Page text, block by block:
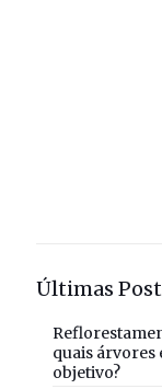
Últimas
quais árvores
objetivo?